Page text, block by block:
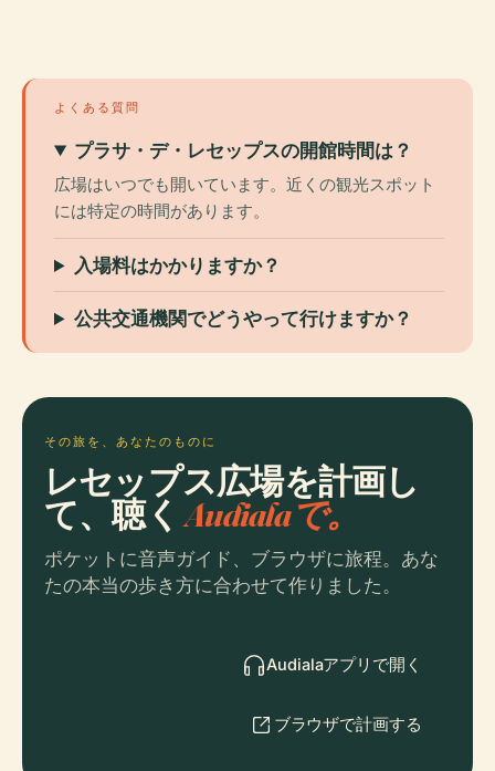
よくある質問
プラサ・デ・レセップスの開館時間は？
広場はいつでも開いています。近くの観光スポット
には特定の時間があります。
入場料はかかりますか？
公共交通機関でどうやって行けますか？
その旅を、あなたのものに
レセップス広場を計画し
て、聴くAudialaで。
ポケットに音声ガイド、ブラウザに旅程。あな
たの本当の歩き方に合わせて作りました。
Audialaアプリで開く
ブラウザで計画する